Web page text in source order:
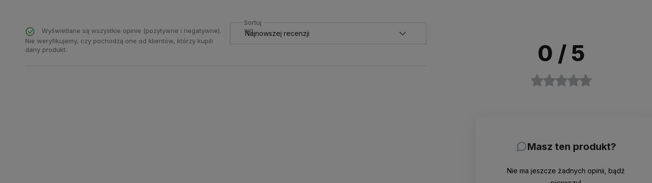
0 / 5
Masz ten produkt?
Nie ma jeszcze żadnych opinii, bądź
Wyświetlane są wszystkie opinie (pozytywne i negatywne).
Nie weryfikujemy, czy pochodzą one od klientów, którzy kupili
dany produkt.
Sortuj
wg